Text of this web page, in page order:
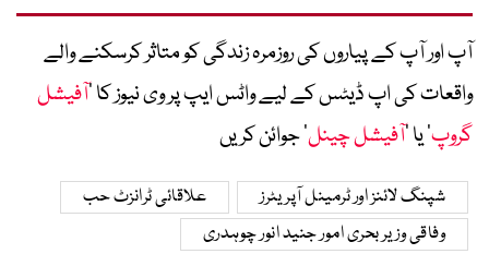
آپ اور آپ کے پیاروں کی روزمرہ زندگی کو متاثر کرسکنے والے
واقعات کی اپ ڈیٹس کے لیے واٹس ایپ پر وی نیوز کا ’آفیشل
گروپ‘ یا ’آفیشل چینل‘ جوائن کریں
شپنگ لائنز اور ٹرمینل آپریٹرز
علاقائی ٹرانزٹ حب
وفاقی وزیر بحری امور جنید انور چوہدری